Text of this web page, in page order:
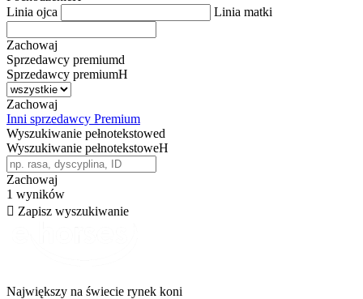
Linia ojca
Linia matki
Zachowaj
Sprzedawcy premiumd
Sprzedawcy premiumH
Zachowaj
Inni sprzedawcy Premium
Wyszukiwanie pełnotekstowed
Wyszukiwanie pełnotekstoweH
Zachowaj
1 wyników
 Zapisz wyszukiwanie
Największy na świecie rynek koni